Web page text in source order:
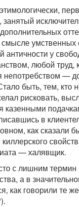
античности у
любой труд,
непотребством —
быть, тем, кто
рисковать,
казенными
в
как сказали
— халявщик.
с лишним
а в
как говорили те